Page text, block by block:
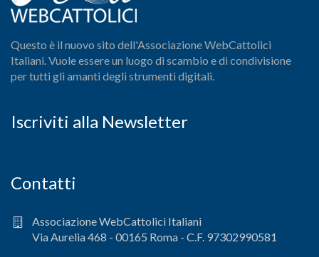
Questo è il nuovo sito dell'Associazione WebCattolici
Italiani. Vuole essere un luogo di scambio e di condivisione
per tutti gli amanti degli strumenti digitali.
Iscriviti alla Newsletter
Contatti
Associazione WebCattolici Italiani
Via Aurelia 468 - 00165 Roma - C.F. 97302990581